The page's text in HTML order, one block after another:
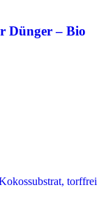
Dünger – Bio